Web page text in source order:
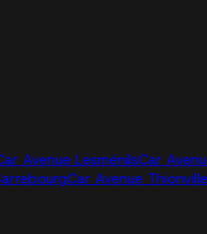
Avenue LesménilsCar
Car Avenue Thionville